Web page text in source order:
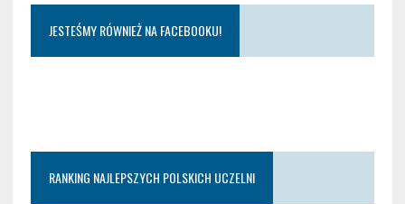
JESTEŚMY RÓWNIEŻ NA FACEBOOKU!
RANKING NAJLEPSZYCH POLSKICH UCZELNI